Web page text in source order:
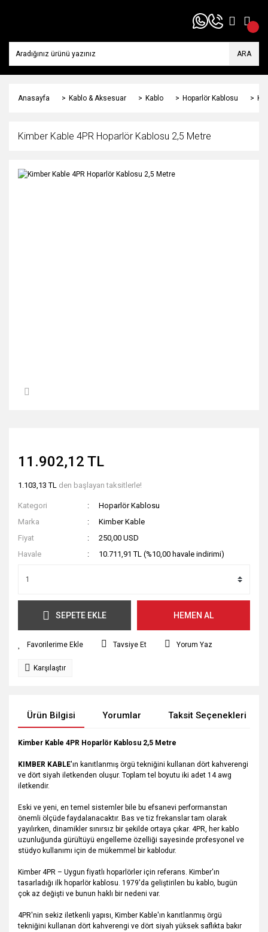
ARA
Anasayfa Kablo & Aksesuar Kablo Hoparlör Kablosu
Kimber Kable 4PR Hoparlör Kablosu 2,5 Metre
11.902,12 TL
1.103,13 TL den başlayan taksitlerle!
Kategori
Hoparlör Kablosu
Marka
Kimber Kable
Fiyat
250,00 USD
Havale
10.711,91 TL (%10,00 havale indirimi)
SEPETE EKLE HEMEN AL
Tavsiye Et Yorum Yaz
Karşılaştır
Ürün Bilgisi Yorumlar Taksit Seçenekleri
Kimber Kable 4PR Hoparlör Kablosu 2,5 Metre
KIMBER KABLE'ın kanıtlanmış örgü tekniğini kullanan dört kahverengi
ve dört siyah iletkenden oluşur. Toplam tel boyutu iki adet 14 awg
iletkendir.
Eski ve yeni, en temel sistemler bile bu efsanevi performanstan
önemli ölçüde faydalanacaktır. Bas ve tiz frekanslar tam olarak
yayılırken, dinamikler sınırsız bir şekilde ortaya çıkar. 4PR, her kablo
uzunluğunda gürültüyü engelleme özelliği sayesinde profesyonel ve
stüdyo kullanımı için de mükemmel bir kablodur.
Kimber 4PR – Uygun fiyatlı hoparlörler için referans. Kimber'ın
tasarladığı ilk hoparlör kablosu. 1979'da geliştirilen bu kablo, bugün
çok az değişti ve bunun haklı bir nedeni var.
4PR'nin sekiz iletkenli yapısı, Kimber Kable'ın kanıtlanmış örgü
tekniğini kullanan dört kahverengi ve dört siyah yüksek saflıkta bakır